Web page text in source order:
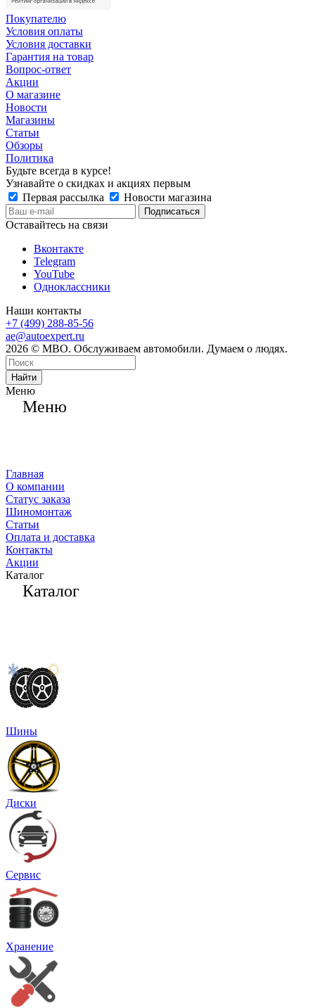
Покупателю
Условия оплаты
Условия доставки
Гарантия на товар
Вопрос-ответ
Акции
О магазине
Новости
Магазины
Статьи
Обзоры
Политика
Будьте всегда в курсе!
Узнавайте о скидках и акциях первым
Первая рассылка
Новости магазина
Оставайтесь на связи
Вконтакте
Telegram
YouTube
Одноклассники
Наши контакты
+7 (499) 288-85-56
ae@autoexpert.ru
2026 © МВО. Обслуживаем автомобили. Думаем о людях.
Найти
Меню
Меню
Главная
О компании
Статус заказа
Шиномонтаж
Статьи
Оплата и доставка
Контакты
Акции
Каталог
Каталог
Шины
Диски
Сервис
Хранение